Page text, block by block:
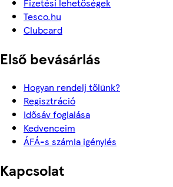
Tesco.hu
Clubcard
Első bevásárlás
Hogyan rendelj tőlünk?
Regisztráció
Idősáv foglalása
Kedvenceim
ÁFÁ-s számla igénylés
Kapcsolat